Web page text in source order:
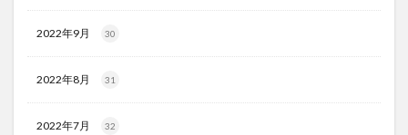
2022年9月 30
2022年8月 31
2022年7月 32